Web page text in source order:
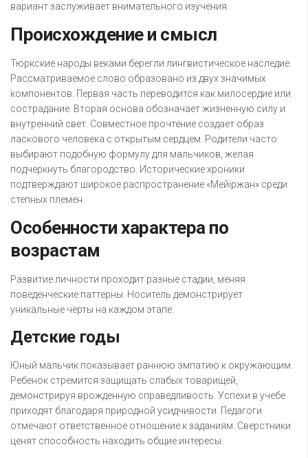
вариант заслуживает внимательного изучения.
Происхождение и смысл
Тюркские народы веками берегли лингвистическое наследие.
Рассматриваемое слово образовано из двух значимых
компонентов. Первая часть переводится как милосердие или
сострадание. Вторая основа обозначает жизненную силу и
внутренний свет. Совместное прочтение создает образ
ласкового человека с открытым сердцем. Родители часто
выбирают подобную формулу для мальчиков, желая
подчеркнуть благородство. Исторические хроники
подтверждают широкое распространение «Мейіржан» среди
степных племен.
Особенности характера по
возрастам
Развитие личности проходит разные стадии, меняя
поведенческие паттерны. Носитель демонстрирует
уникальные черты на каждом этапе.
Детские годы
Юный мальчик показывает раннюю эмпатию к окружающим.
Ребенок стремится защищать слабых товарищей,
демонстрируя врожденную справедливость. Успехи в учебе
приходят благодаря природной усидчивости. Педагоги
отмечают ответственное отношение к заданиям. Сверстники
ценят способность находить общие интересы.